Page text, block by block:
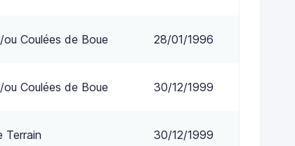
Coulées de Boue 28/01/1996
Coulées de Boue 30/12/1999
Terrain 30/12/1999